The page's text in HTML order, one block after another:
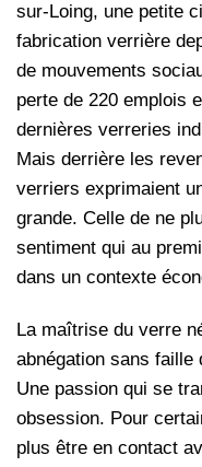
sur-Loing, une petite
fabrication verrière
de mouvements
perte de 220 emplois
dernières verreries
Mais derrière les
verriers exprimaient
grande. Celle de ne
sentiment qui au
dans un contexte
La maîtrise du verre
abnégation sans faille
Une passion qui se
obsession. Pour
plus être en contact